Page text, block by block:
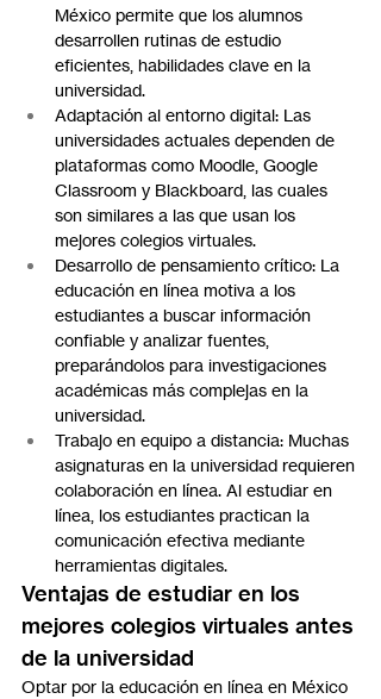
México permite que los alumnos
desarrollen rutinas de estudio
eficientes, habilidades clave en la
universidad.
Adaptación al entorno digital: Las
universidades actuales dependen de
plataformas como Moodle, Google
Classroom y Blackboard, las cuales
son similares a las que usan los
mejores colegios virtuales.
Desarrollo de pensamiento crítico: La
educación en línea motiva a los
estudiantes a buscar información
confiable y analizar fuentes,
preparándolos para investigaciones
académicas más complejas en la
universidad.
Trabajo en equipo a distancia: Muchas
asignaturas en la universidad requieren
colaboración en línea. Al estudiar en
línea, los estudiantes practican la
comunicación efectiva mediante
herramientas digitales.
Ventajas de estudiar en los
mejores colegios virtuales antes
de la universidad
Optar por la educación en línea en México